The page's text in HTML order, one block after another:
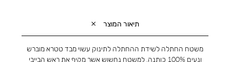
תיאור המוצר
משטח החתלה לשידת ההחתלה לתינוק עשוי מבד טטרא מוברש
ונעים 100% כותנה, למשטח נחשוש אשר מקיף את ראש הבייבי